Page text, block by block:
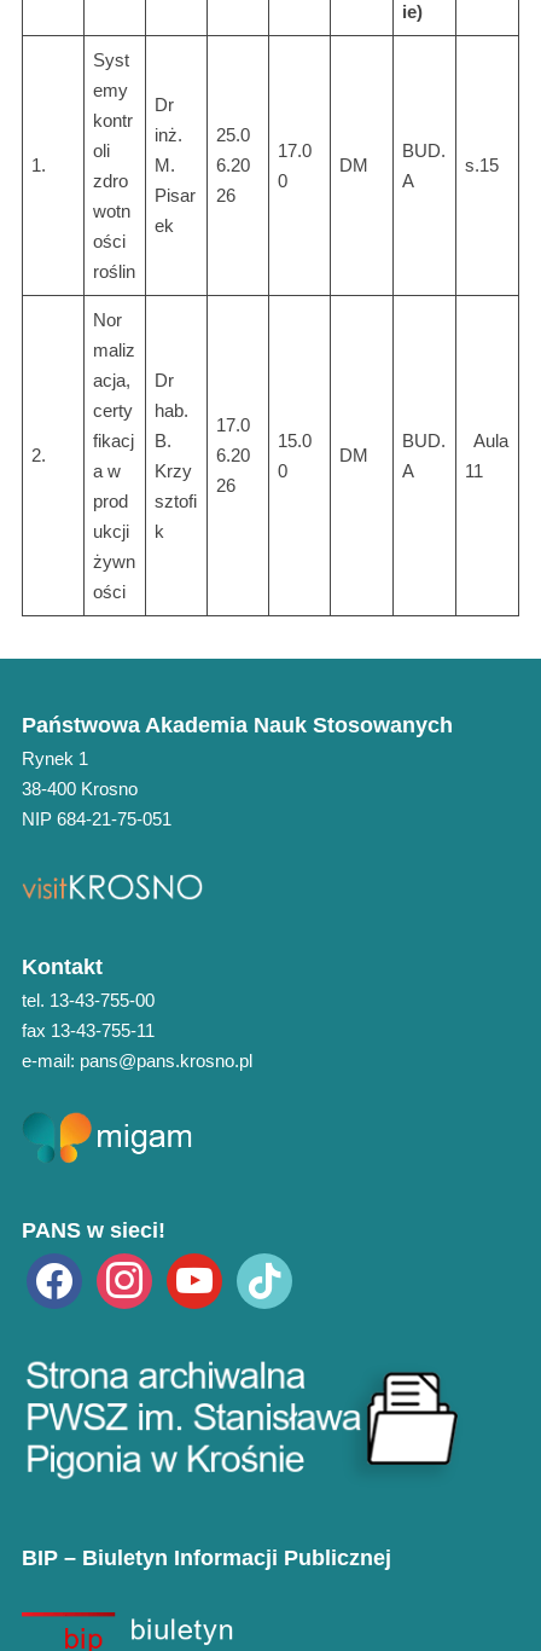
ie)
1.
Syst
emy
kontr
oli
zdro
wotn
ości
roślin
Dr
inż.
M.
Pisar
ek
25.0
6.20
26
17.0
0
DM
BUD.
A
s.15
2.
Nor
maliz
acja,
certy
fikacj
a w
prod
ukcji
żywn
ości
Dr
hab.
B.
Krzy
sztofi
k
17.0
6.20
26
15.0
0
DM
BUD.
A
Aula
11
Państwowa Akademia Nauk Stosowanych
Rynek 1
38-400 Krosno
NIP 684-21-75-051
Kontakt
tel. 13-43-755-00
fax 13-43-755-11
e-mail: pans@pans.krosno.pl
PANS w sieci!
facebook instagramyoutube tiktok
BIP – Biuletyn Informacji Publicznej